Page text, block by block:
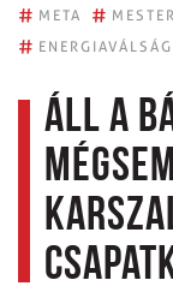
# META #
# ENERGIAVÁLSÁG
Áll a